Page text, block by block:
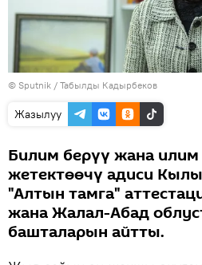
© Sputnik / Табылды Кадырбеков
Жазылуу
Билим берүү жана илим
жетектөөчү адиси
"Алтын тамга"
жана Жалал-Абад
башталарын айтты.